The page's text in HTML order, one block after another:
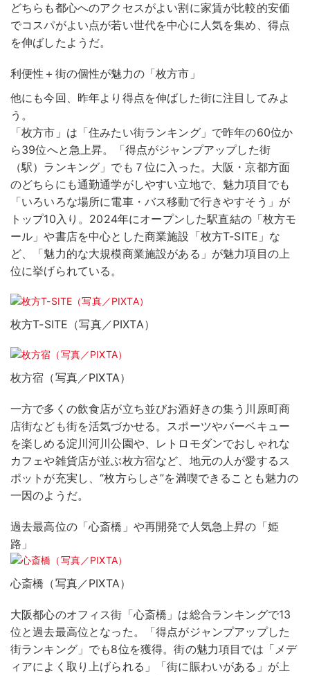
どちらも都心へのアクセスがよい割に家賃が比較的安価
でコスパがよい点が若い世代を中心に人気を集め、得点
を伸ばしたようだ。
利便性＋街の個性が魅力の「枚方市」
他にも今回、昨年より得点を伸ばした街に注目してみよ
う。
「枚方市」は「住みたい街ランキング」で昨年の60位か
ら39位へと急上昇。「得点がジャンプアップした街
（駅）ランキング」でも７位に入った。大阪・京都方面
のどちらにも通勤通学がしやすい立地で、魅力項目でも
「いろいろな場所に電車・バス移動で行きやすそう」が
トップ10入り。2024年にオープンした駅直結の「枚方モ
ール」や書店を中心とした商業施設「枚方T-SITE」な
ど、「魅力的な大規模商業施設がある」が魅力項目の上
位に挙げられている。
枚方T-SITE（写真／PIXTA）
枚方宿（写真／PIXTA）
一方で多くの飲食店が立ち並びお酒好きの集う川原町商
店街なども街を活気づかせる。スポーツやバーベキュー
を楽しめる淀川河川公園や、レトロモダンでおしゃれな
カフェや雑貨店が並ぶ枚方宿など、地元の人が愛するス
ポットが充実し、“枚方らしさ”を満喫できることも魅力の
一因のようだ。
過去最高位の「心斎橋」や再開発で人気急上昇の「姫
路」
心斎橋（写真／PIXTA）
大阪都心のオフィス街「心斎橋」は総合ランキングで13
位と過去最高位となった。「得点がジャンプアップした
街ランキング」でも8位を獲得。街の魅力項目では「メデ
ィアによく取り上げられる」「街に賑わいがある」が上